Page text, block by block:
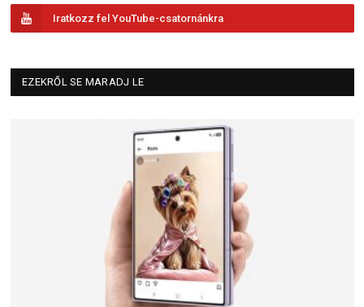
Iratkozz fel YouTube-csatornánkra
EZEKRŐL SE MARADJ LE